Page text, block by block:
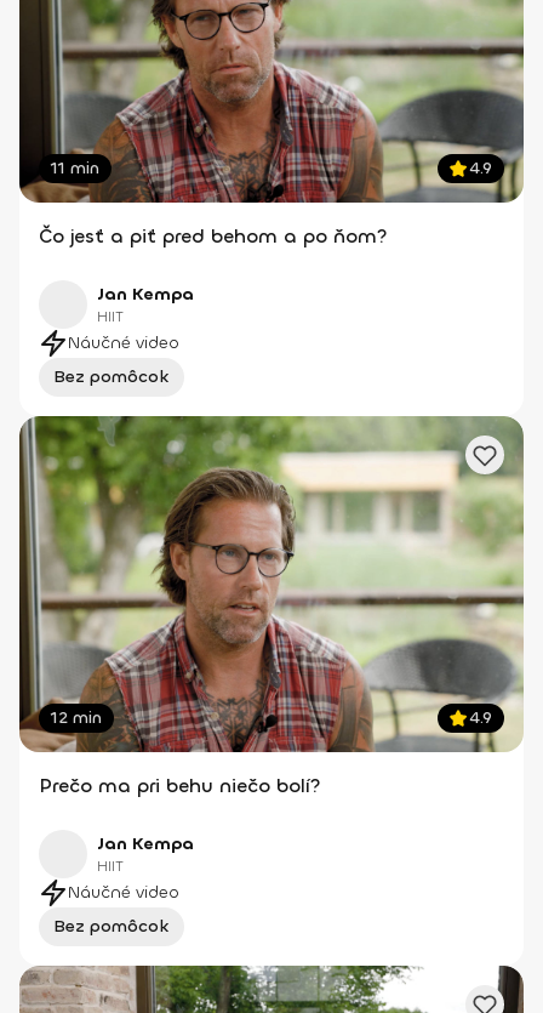
11 min 4.9
Čo jesť a piť pred behom a po ňom?
Jan Kempa
HIIT
Náučné video
Bez pomôcok
12 min 4.9
Prečo ma pri behu niečo bolí?
Jan Kempa
HIIT
Náučné video
Bez pomôcok